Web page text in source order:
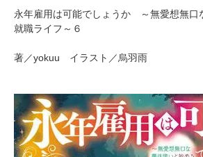
永年雇用は可能でしょうか ～無愛想無口
就職ライフ～６
著／yokuu イラスト／烏羽雨